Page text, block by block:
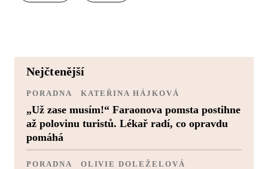
nejčtenější
PORADNA KATEŘINA HÁJKOVÁ
„Už zase musím!“ Faraonova pomsta postihne
až polovinu turistů. Lékař radí, co opravdu
pomáhá
PORADNA OLIVIE DOLEŽELOVÁ